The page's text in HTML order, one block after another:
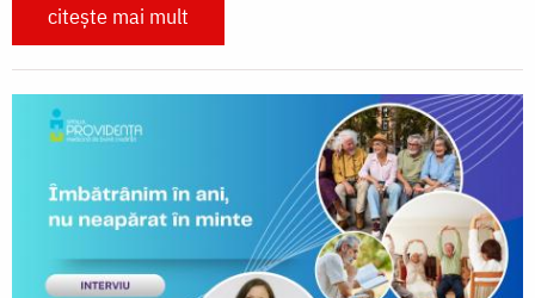
citește mai mult